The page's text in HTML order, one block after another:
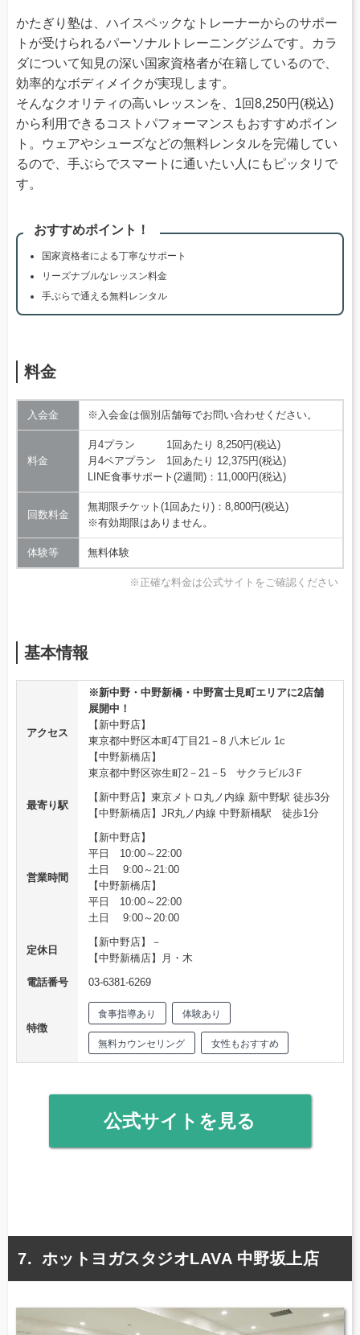
かたぎり塾は、ハイスペックなトレーナーからのサポー
トが受けられるパーソナルトレーニングジムです。カラ
ダについて知見の深い国家資格者が在籍しているので、
効率的なボディメイクが実現します。
そんなクオリティの高いレッスンを、1回8,250円(税込)
から利用できるコストパフォーマンスもおすすめポイン
ト。ウェアやシューズなどの無料レンタルを完備してい
るので、手ぶらでスマートに通いたい人にもピッタリで
す。
おすすめポイント！
国家資格者による丁寧なサポート
リーズナブルなレッスン料金
手ぶらで通える無料レンタル
料金
入会金 ※入会金は個別店舗毎でお問い合わせください。
料金
月4プラン 1回あたり 8,250円(税込)
月4ペアプラン 1回あたり 12,375円(税込)
LINE食事サポート(2週間)：11,000円(税込)
回数料金
無期限チケット(1回あたり)：8,800円(税込)
※有効期限はありません。
体験等 無料体験
※正確な料金は公式サイトをご確認ください
基本情報
アクセス
※新中野・中野新橋・中野富士見町エリアに2店舗
展開中！
【新中野店】
東京都中野区本町4丁目21－8 八木ビル 1c
【中野新橋店】
東京都中野区弥生町2－21－5 サクラビル3Ｆ
最寄り駅
【新中野店】東京メトロ丸ノ内線 新中野駅 徒歩3分
【中野新橋店】JR丸ノ内線 中野新橋駅 徒歩1分
営業時間
【新中野店】
平日 10:00～22:00
土日 9:00～21:00
【中野新橋店】
平日 10:00～22:00
土日 9:00～20:00
定休日
【新中野店】－
【中野新橋店】月・木
電話番号
03‐6381‐6269
特徴
食事指導あり 体験あり
無料カウンセリング 女性もおすすめ
公式サイトを見る
ホットヨガスタジオLAVA 中野坂上店